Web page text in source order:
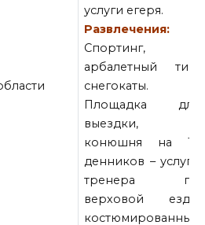
услуги егеря.
Развлечения:
Спортинг,
арбалетный тир,
снегокаты.
Площадка для
выездки,
конюшня на 14
денников – услуги
тренера по
верховой езде,
костюмированные